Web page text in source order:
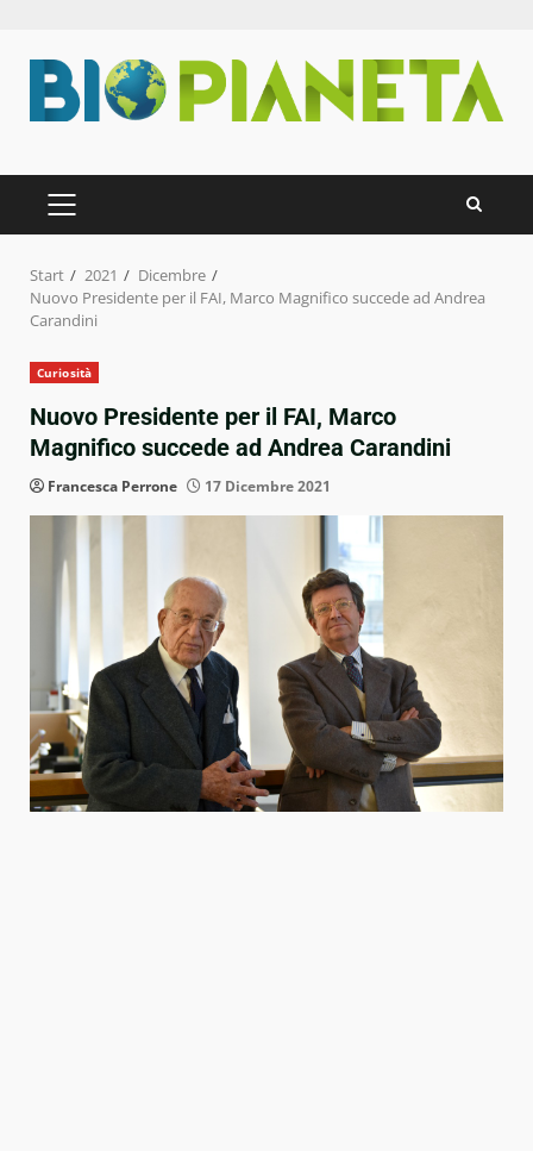
Inhalt
springen
PRIMÄRES
MENÜ
Start 2021
Dicembre
Nuovo Presidente per il FAI, Marco Magnifico succede ad Andrea
Carandini
Curiosità
Nuovo Presidente per il FAI, Marco
Magnifico succede ad Andrea Carandini
Francesca Perrone 17 Dicembre 2021